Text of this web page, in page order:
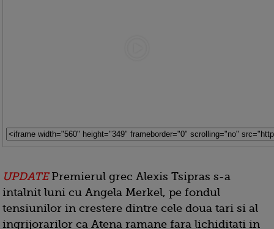
UPDATE Premierul grec Alexis Tsipras s-a
intalnit luni cu Angela Merkel, pe fondul
tensiunilor in crestere dintre cele doua tari si al
ingrijorarilor ca Atena ramane fara lichiditati in